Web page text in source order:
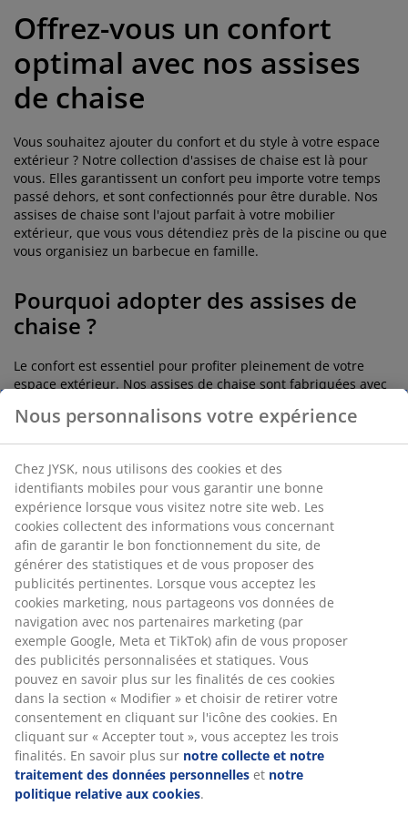
Offrez-vous un confort
optimal avec nos assises
de chaise
Vous souhaitez ajouter du confort et du style à votre espace
extérieur ? Notre collection d'assises de chaise est là pour
vous. Elles garantissent un confort peu importe votre temps
passé dehors, et sont confectionnés pour être durable. Nos
assises de chaise sont l'ajout parfait à votre mobilier
extérieur, que vous vous détendiez près de la piscine ou que
vous organisiez un barbecue en famille.
Pourquoi adopter des assises de
chaise ?
Le confort est essentiel pour profiter pleinement de votre
espace extérieur. Nos assises de chaise sont fabriquées avec
optimal à votre corps. Avec leur design ergonomique et leur
compromis sur le confort. Avec une variété de motifs et de
couleurs, nos coussins ajoutent une touche décorative
charmante à votre espace extérieur.
Nos assises de chaise, comptez sur
la qualité de nos produits
Chez JYSK, nous vous assurons une qualité irréprochable. La
plupart de nos assises de chaise sont fabriquées à partir de
matériaux certifiés Oeko-Tex®, garantissant qu'ils sont
exempts de substances nocives pour la santé et
l'environnement. Nous utilisons des tissus en polyester
résistant, du coton de haute qualité, ainsi que des fibres
acryliques durables pour vous offrir des coussins de chaise
qui conservent leur confort et leur aspect impeccable, saison
après saison.
Nous personnalisons votre expérience
Chez JYSK, nous utilisons des cookies et des
identifiants mobiles pour vous garantir une bonne
expérience lorsque vous visitez notre site web. Les
cookies collectent des informations vous concernant
afin de garantir le bon fonctionnement du site, de
générer des statistiques et de vous proposer des
publicités pertinentes. Lorsque vous acceptez les
cookies marketing, nous partageons vos données de
navigation avec nos partenaires marketing (par
exemple Google, Meta et TikTok) afin de vous proposer
des publicités personnalisées et statiques. Vous
pouvez en savoir plus sur les finalités de ces cookies
dans la section « Modifier » et choisir de retirer votre
consentement en cliquant sur l'icône des cookies. En
cliquant sur « Accepter tout », vous acceptez les trois
finalités. En savoir plus sur notre collecte et notre
traitement des données personnelles et notre
politique relative aux cookies.